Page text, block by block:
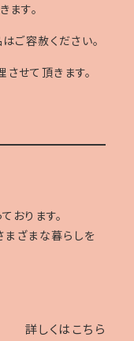
す。
ご容赦ください。
せて頂きます。
おります。
まざまな暮らしを
詳しくはこちら